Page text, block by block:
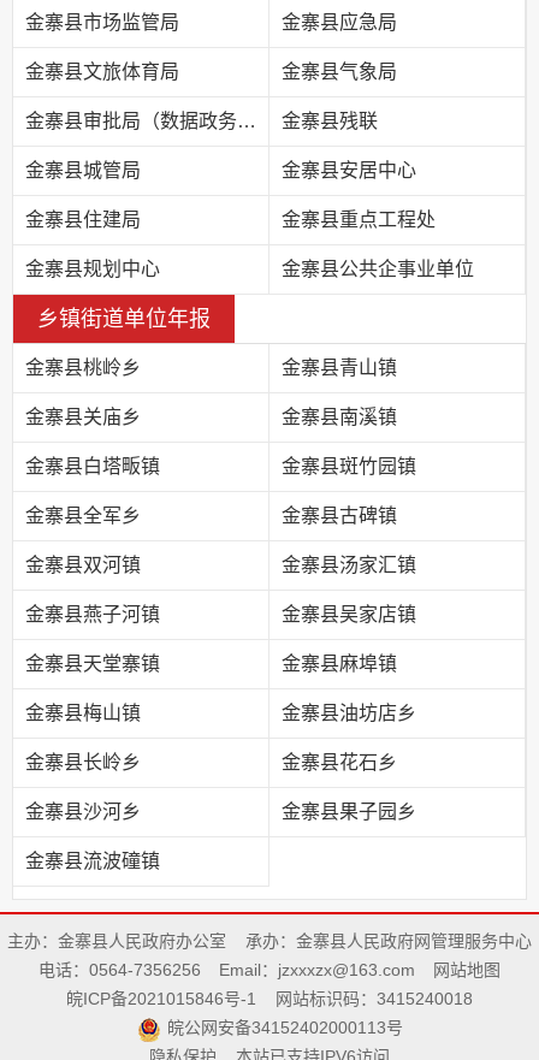
金寨县市场监管局 金寨县应急局
金寨县文旅体育局 金寨县气象局
金寨县审批局（数据政务局） 金寨县残联
金寨县城管局 金寨县安居中心
金寨县住建局 金寨县重点工程处
金寨县规划中心 金寨县公共企事业单位
乡镇街道单位年报
金寨县桃岭乡 金寨县青山镇
金寨县关庙乡 金寨县南溪镇
金寨县白塔畈镇 金寨县斑竹园镇
金寨县全军乡 金寨县古碑镇
金寨县双河镇 金寨县汤家汇镇
金寨县燕子河镇 金寨县吴家店镇
金寨县天堂寨镇 金寨县麻埠镇
金寨县梅山镇 金寨县油坊店乡
金寨县长岭乡 金寨县花石乡
金寨县沙河乡 金寨县果子园乡
金寨县流波䃥镇
主办：金寨县人民政府办公室
承办：金寨县人民政府网管理服务中心
电话：0564-7356256
Email：jzxxxzx@163.com
网站地图
皖ICP备2021015846号-1
网站标识码：3415240018
皖公网安备34152402000113号